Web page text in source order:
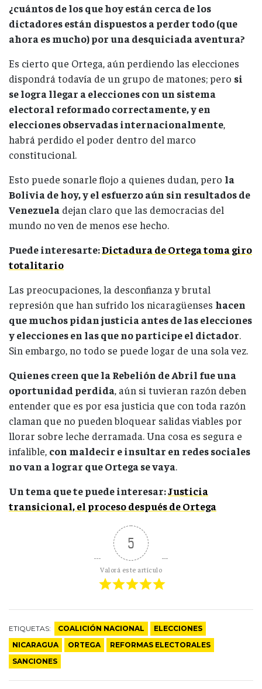
¿cuántos de los que hoy están cerca de los
dictadores están dispuestos a perder todo (que
ahora es mucho) por una desquiciada aventura?
Es cierto que Ortega, aún perdiendo las elecciones
dispondrá todavía de un grupo de matones; pero si
se logra llegar a elecciones con un sistema
electoral reformado correctamente, y en
elecciones observadas internacionalmente,
habrá perdido el poder dentro del marco
constitucional.
Esto puede sonarle flojo a quienes dudan, pero la
Bolivia de hoy, y el esfuerzo aún sin resultados de
Venezuela dejan claro que las democracias del
mundo no ven de menos ese hecho.
Puede interesarte:Dictadura de Ortega toma giro
totalitario
Las preocupaciones, la desconfianza y brutal
represión que han sufrido los nicaragüenses hacen
que muchos pidan justicia antes de las elecciones
y elecciones en las que no participe el dictador.
Sin embargo, no todo se puede logar de una sola vez.
Quienes creen que la Rebelión de Abril fue una
oportunidad perdida, aún si tuvieran razón deben
entender que es por esa justicia que con toda razón
claman que no pueden bloquear salidas viables por
llorar sobre leche derramada. Una cosa es segura e
infalible, con maldecir e insultar en redes sociales
no van a lograr que Ortega se vaya.
Un tema que te puede interesar:Justicia
transicional, el proceso después de Ortega
5
Valorá este artículo
ETIQUETAS: COALICIÓN NACIONAL
ELECCIONES
NICARAGUA
ORTEGA
REFORMAS ELECTORALES
SANCIONES